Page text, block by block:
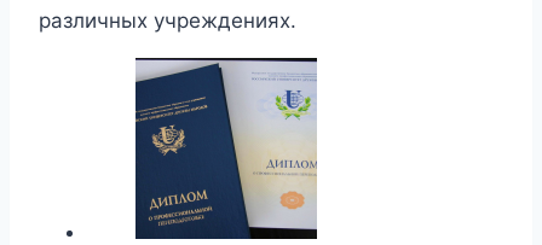
различных учреждениях.